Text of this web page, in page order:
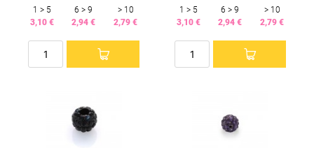
1 > 5
3,10 €
6 > 9
2,94 €
> 10
2,79 €
1 > 5
3,10 €
6 > 9
2,94 €
> 10
2,79 €